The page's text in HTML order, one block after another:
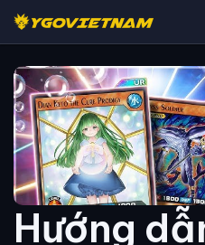
Hướng